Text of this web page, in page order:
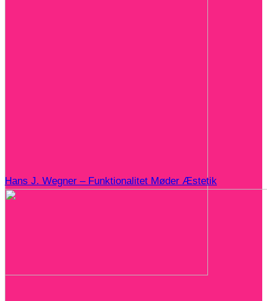
Hans J. Wegner – Funktionalitet Møder Æstetik